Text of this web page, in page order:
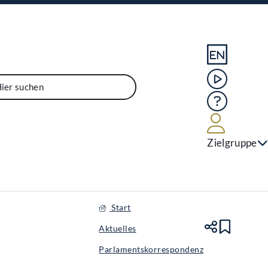
Sprache
Mediathek
Hilfe
Zielgruppe
Start
Aktuelles
Parlamentskorrespondenz